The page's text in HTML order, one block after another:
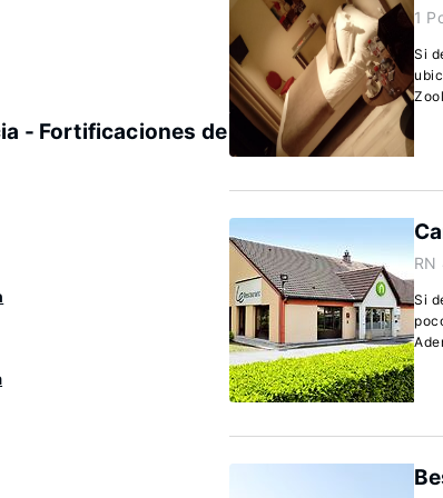
- Fortificaciones de
1
Si
RN
Si